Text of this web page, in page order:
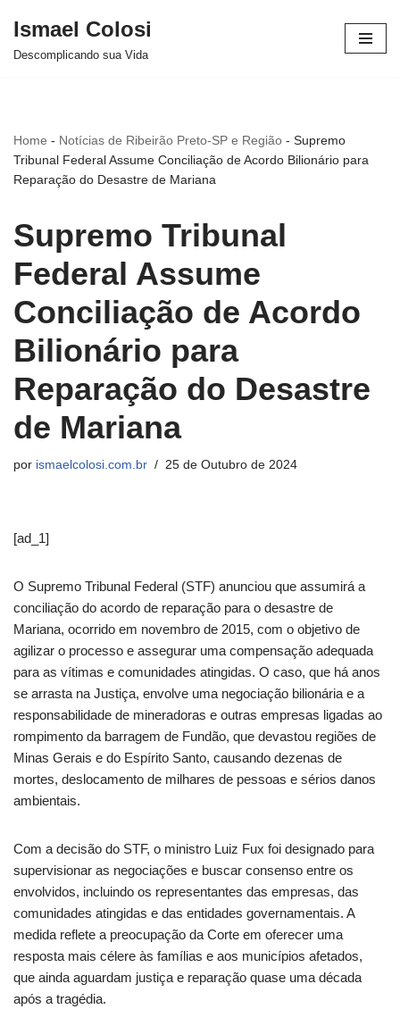
Avançar
Ismael Colosi
Descomplicando sua Vida
Home - Notícias de Ribeirão Preto-SP e Região - Supremo
Tribunal Federal Assume Conciliação de Acordo Bilionário para
Reparação do Desastre de Mariana
Supremo Tribunal
Federal Assume
Conciliação de Acordo
Bilionário para
Reparação do Desastre
de Mariana
por ismaelcolosi.com.br 25 de Outubro de 2024
[ad_1]
O Supremo Tribunal Federal (STF) anunciou que assumirá a
conciliação do acordo de reparação para o desastre de
Mariana, ocorrido em novembro de 2015, com o objetivo de
agilizar o processo e assegurar uma compensação adequada
para as vítimas e comunidades atingidas. O caso, que há anos
se arrasta na Justiça, envolve uma negociação bilionária e a
responsabilidade de mineradoras e outras empresas ligadas ao
rompimento da barragem de Fundão, que devastou regiões de
Minas Gerais e do Espírito Santo, causando dezenas de
mortes, deslocamento de milhares de pessoas e sérios danos
ambientais.
Com a decisão do STF, o ministro Luiz Fux foi designado para
supervisionar as negociações e buscar consenso entre os
envolvidos, incluindo os representantes das empresas, das
comunidades atingidas e das entidades governamentais. A
medida reflete a preocupação da Corte em oferecer uma
resposta mais célere às famílias e aos municípios afetados,
que ainda aguardam justiça e reparação quase uma década
após a tragédia.